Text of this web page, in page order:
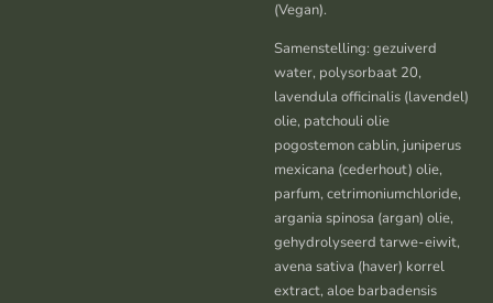
(Vegan).
Samenstelling: gezuiverd
water, polysorbaat 20,
lavendula officinalis (lavendel)
olie, patchouli olie
pogostemon cablin, juniperus
mexicana (cederhout) olie,
parfum, cetrimoniumchloride,
argania spinosa (argan) olie,
gehydrolyseerd tarwe-eiwit,
avena sativa (haver) korrel
extract, aloe barbadensis